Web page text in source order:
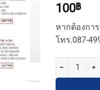
100฿
หากต้องกา
โทร.087-
จำนวน หม้อแ